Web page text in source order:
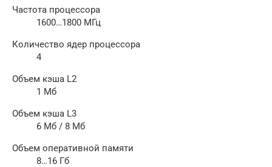
Частота процессора
1600…1800 МГц
Количество ядер процессора
4
Объем кэша L2
1 Мб
Объем кэша L3
6 Мб / 8 Мб
Объем оперативной памяти
8…16 Гб